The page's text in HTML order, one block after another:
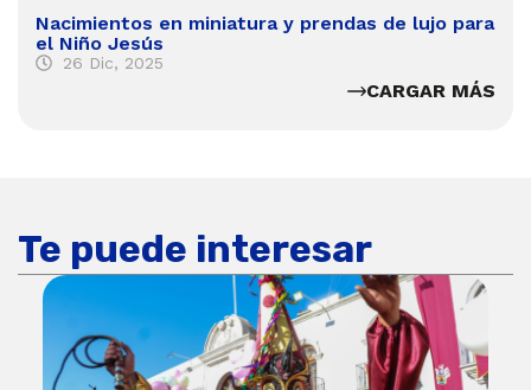
Nacimientos en miniatura y prendas de lujo para
el Niño Jesús
26 Dic, 2025
CARGAR MÁS
Te puede interesar